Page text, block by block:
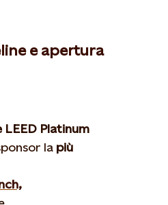
e apertura
Platinum
la più